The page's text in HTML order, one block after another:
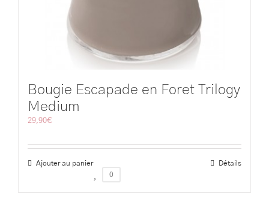
Bougie Escapade en Foret Trilogy
Medium
29,90€
Ajouter au panier
Détails
0